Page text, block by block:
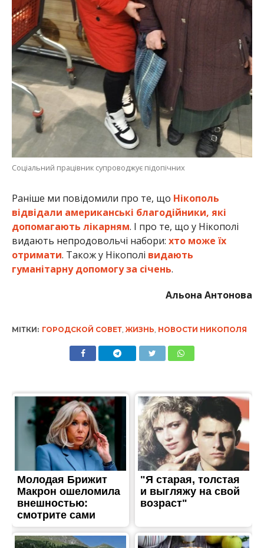
Соціальний працівник супроводжує підопічних
Раніше ми повідомили про те, що Нікополь
відвідали американські благодійники, які
допомагають лікарням. І про те, що у Нікополі
видають непродовольчі набори: хто може їх
отримати. Також у Нікополі видають
гуманітарну допомогу за січень.
Альона Антонова
МІТКИ: ГОРОДСКОЙ СОВЕТ, ЖИЗНЬ НОВОСТИ НИКОПОЛЯ